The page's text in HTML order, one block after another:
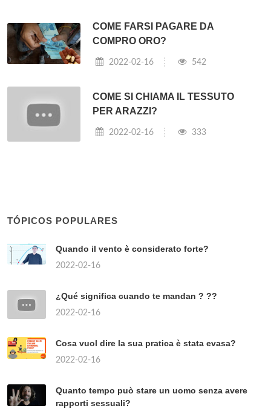
COME FARSI PAGARE DA
COMPRO ORO?
2022-02-16 542
COME SI CHIAMA IL TESSUTO
PER ARAZZI?
2022-02-16 333
TÓPICOS POPULARES
Quando il vento è considerato forte?
2022-02-16
¿Qué significa cuando te mandan ? ??
2022-02-16
Cosa vuol dire la sua pratica è stata evasa?
2022-02-16
Quanto tempo può stare un uomo senza avere
rapporti sessuali?